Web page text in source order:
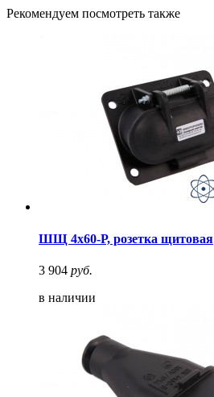
Рекомендуем посмотреть также
ШЩ 4х60-Р, розетка щитовая
3 904 руб.
в наличии